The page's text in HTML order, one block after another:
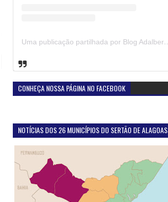
Uma publicação partilhada por Blog Adalberto Gomes Noticias (@blogadalbertogomesnoticiass)
CONHEÇA NOSSA PÁGINA NO FACEBOOK
NOTÍCIAS DOS 26 MUNICÍPIOS DO SERTÃO DE ALAGOAS